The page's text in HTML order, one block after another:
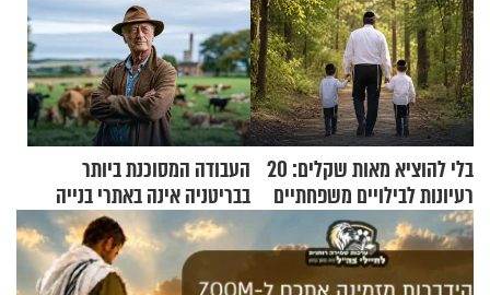
בלי להוציא מאות שקלים: 20
רעיונות לבילויים משפחתיים
כמעט בחינם
העבודה המסוכנת ביותר
בבריטניה אינה באתרי בנייה
אלא דווקא בשדות